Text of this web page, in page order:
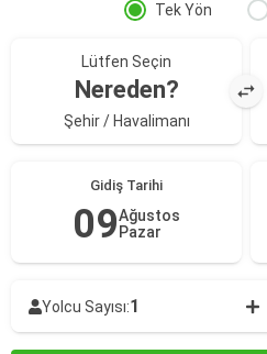
Tek Yön
Lütfen Seçin
Nereden?
Şehir / Havalimanı
Gidiş Tarihi
09Ağustos
Pazar
Yolcu Sayısı:1